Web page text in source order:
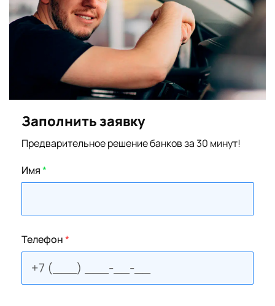
Заполнить заявку
Предварительное решение банков за 30 минут!
Имя*
Телефон*